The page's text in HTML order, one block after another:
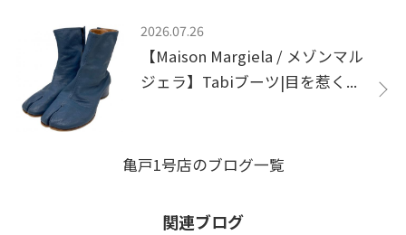
2026.07.26
【Maison Margiela / メゾンマル
ジェラ】Tabiブーツ|目を惹く...
亀戸1号店のブログ一覧
関連ブログ